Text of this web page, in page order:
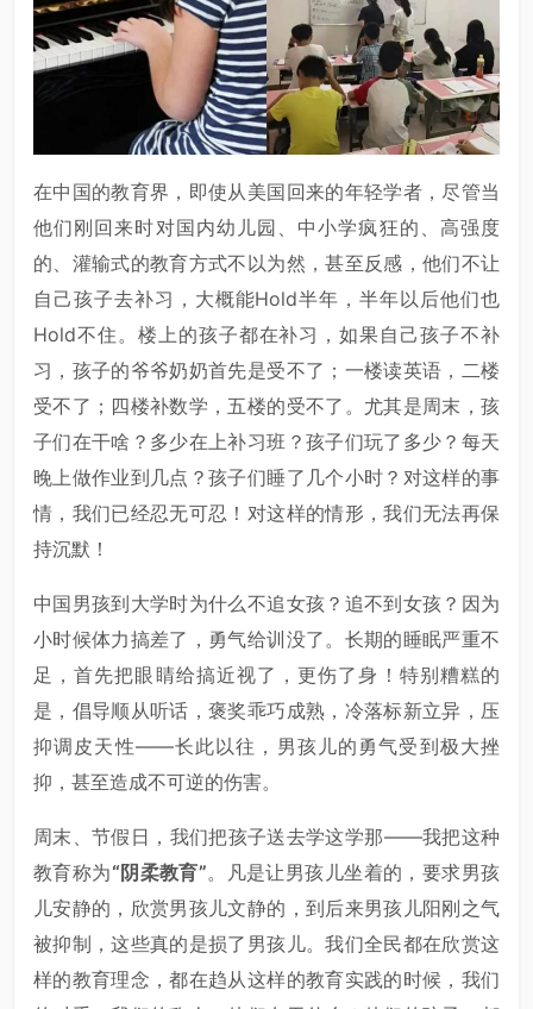
在中国的教育界，即使从美国回来的年轻学者，尽管当
他们刚回来时对国内幼儿园、中小学疯狂的、高强度
的、灌输式的教育方式不以为然，甚至反感，他们不让
自己孩子去补习，大概能Hold半年，半年以后他们也
Hold不住。楼上的孩子都在补习，如果自己孩子不补
习，孩子的爷爷奶奶首先是受不了；一楼读英语，二楼
受不了；四楼补数学，五楼的受不了。尤其是周末，孩
子们在干啥？多少在上补习班？孩子们玩了多少？每天
晚上做作业到几点？孩子们睡了几个小时？对这样的事
情，我们已经忍无可忍！对这样的情形，我们无法再保
持沉默！
中国男孩到大学时为什么不追女孩？追不到女孩？因为
小时候体力搞差了，勇气给训没了。长期的睡眠严重不
足，首先把眼睛给搞近视了，更伤了身！特别糟糕的
是，倡导顺从听话，褒奖乖巧成熟，冷落标新立异，压
抑调皮天性——长此以往，男孩儿的勇气受到极大挫
抑，甚至造成不可逆的伤害。
周末、节假日，我们把孩子送去学这学那——我把这种
教育称为“阴柔教育”。凡是让男孩儿坐着的，要求男孩
儿安静的，欣赏男孩儿文静的，到后来男孩儿阳刚之气
被抑制，这些真的是损了男孩儿。我们全民都在欣赏这
样的教育理念，都在趋从这样的教育实践的时候，我们